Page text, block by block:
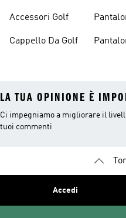
Accessori Golf
Cappello Da Golf
LA TUA OPINIONE È
Ci impegniamo a migliorare il
tuoi commenti
Accedi